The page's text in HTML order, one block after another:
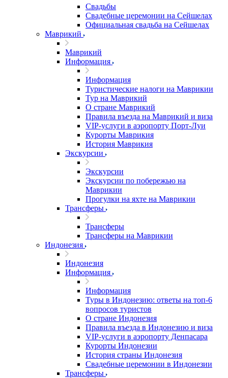
Свадьбы
Свадебные церемонии на Сейшелах
Официальная свадьба на Сейшелах
Маврикий
Маврикий
Информация
Информация
Туристические налоги на Маврикии
Тур на Маврикий
О стране Маврикий
Правила въезда на Маврикий и виза
VIP-услуги в аэропорту Порт-Луи
Курорты Маврикия
История Маврикия
Экскурсии
Экскурсии
Экскурсии по побережью на
Маврикии
Прогулки на яхте на Маврикии
Трансферы
Трансферы
Трансферы на Маврикии
Индонезия
Индонезия
Информация
Информация
Туры в Индонезию: ответы на топ-6
вопросов туристов
О стране Индонезия
Правила въезда в Индонезию и виза
VIP-услуги в аэропорту Денпасара
Курорты Индонезии
История страны Индонезия
Свадебные церемонии в Индонезии
Трансферы